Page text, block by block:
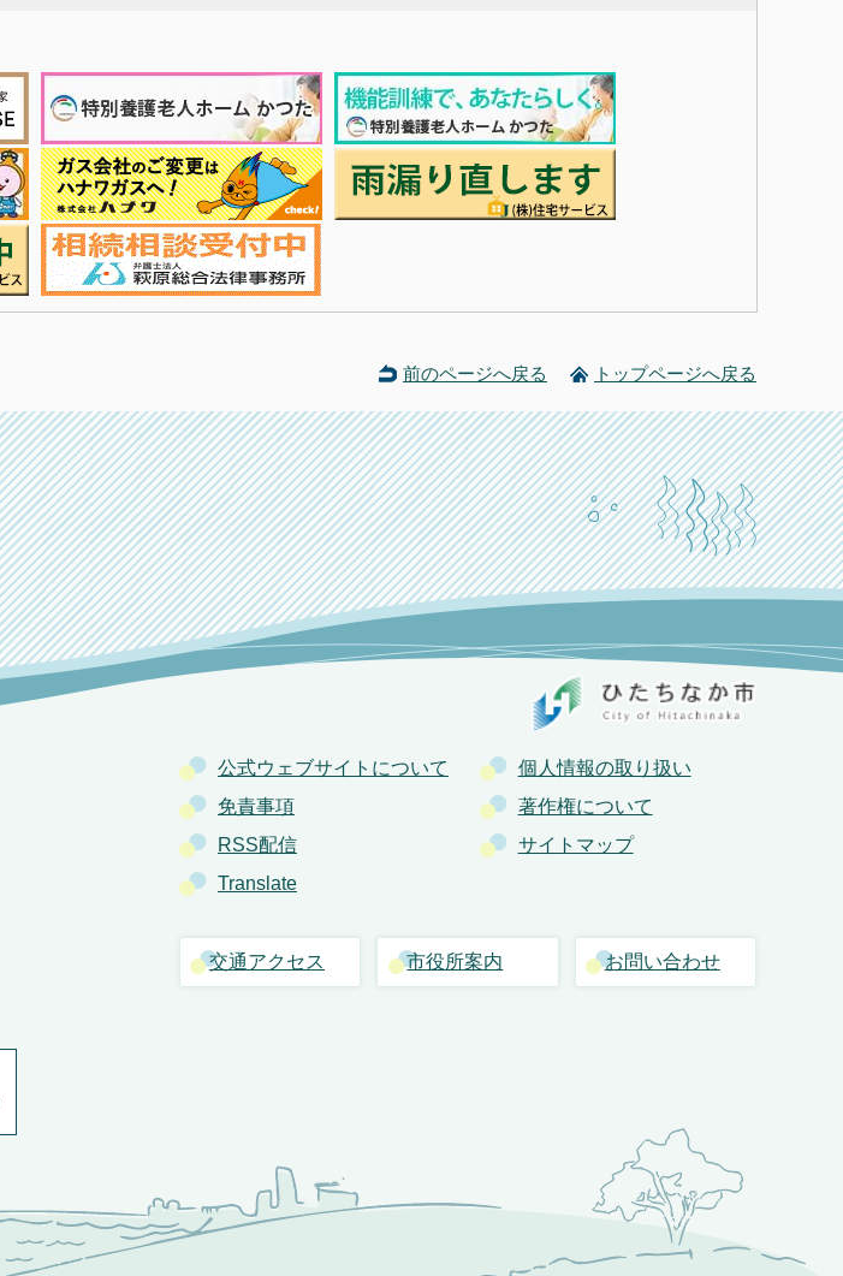
前のページへ戻る トップページへ戻る
公式ウェブサイトについて
個人情報の取り扱い
免責事項
著作権について
RSS配信
サイトマップ
Translate
交通アクセス 市役所案内 お問い合わせ